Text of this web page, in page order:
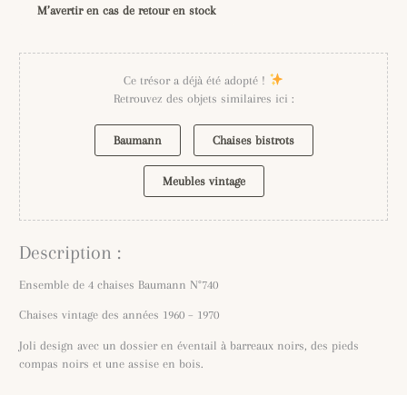
M’avertir en cas de retour en stock
Ce trésor a déjà été adopté !
Retrouvez des objets similaires ici :
Baumann Chaises bistrots
Meubles vintage
Description :
Ensemble de 4 chaises Baumann N°740
Chaises vintage des années 1960 – 1970
Joli design avec un dossier en éventail à barreaux noirs, des pieds
compas noirs et une assise en bois.